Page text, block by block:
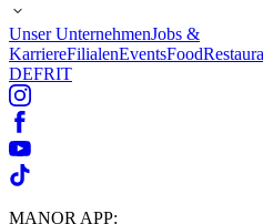
Unser UnternehmenJobs &
KarriereFilialenEventsFood
DEFRIT
MANOR APP: